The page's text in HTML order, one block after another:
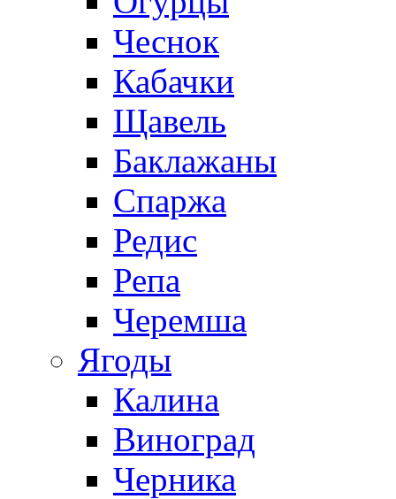
Чеснок
Кабачки
Щавель
Баклажаны
Спаржа
Редис
Репа
Черемша
Ягоды
Калина
Виноград
Черника